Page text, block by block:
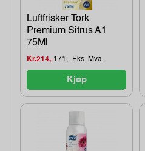
Luftfrisker Tork
Premium Sitrus A1
75Ml
Kr.214,-171,- Eks. Mva.
Kjøp